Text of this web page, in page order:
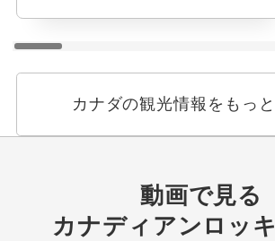
カナダの観光情報をもっ
動画で見る
カナディアンロッ